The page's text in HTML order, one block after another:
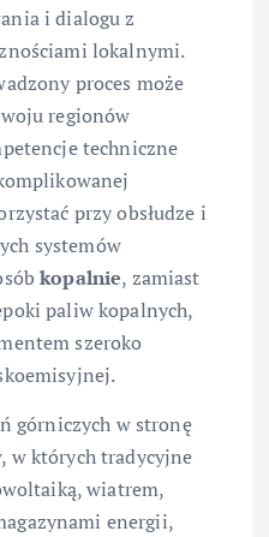
i dialogu z
lokalnymi.
proces może
regionów
techniczne
przy obsłudze i
systemów
kopalnie, zamiast
paliw kopalnych,
szeroko
górniczych w stronę
w których tradycyjne
wiatrem,
energii,